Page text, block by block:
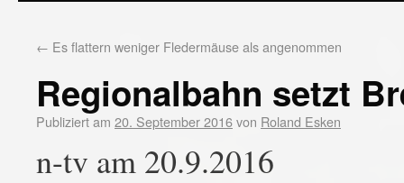
← Es flattern weniger Fledermäuse als angenommen
Regionalbahn setzt
Publiziert am 20. September 2016von Roland Esken
n-tv am 20.9.2016